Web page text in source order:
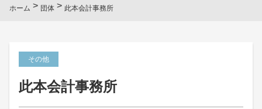
ホーム > 団体 > 此本会計事務所
その他
此本会計事務所